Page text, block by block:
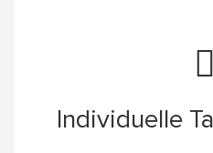
Individuelle